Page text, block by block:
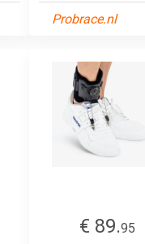
Probrace.nl
€ 89.95